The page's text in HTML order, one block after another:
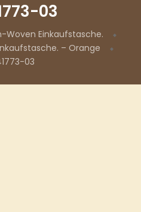
03
Woven Einkaufstasche.
– Orange
03